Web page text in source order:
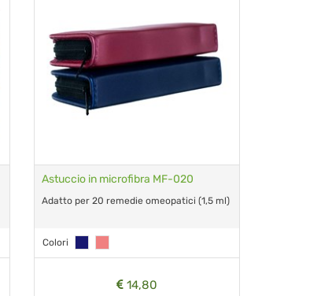
Astuccio in microfibra MF-020
Adatto per 20 remedie omeopatici (1,5 ml)
Colori
14,80